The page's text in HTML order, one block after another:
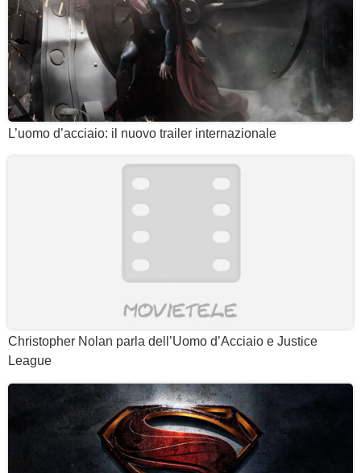
L’uomo d’acciaio: il nuovo trailer internazionale
Christopher Nolan parla dell’Uomo d’Acciaio e Justice
League